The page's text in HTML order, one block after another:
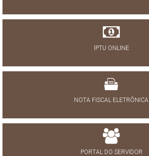
IPTU ONLINE
NOTA FISCAL ELETRÔNICA
PORTAL DO SERVIDOR